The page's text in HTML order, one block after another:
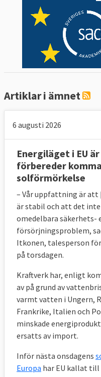
Artiklar i ämnet
6 augusti 2026
Energiläget i EU
förbereder
solförmörkelse
– Vår uppfattning är
är stabil och att det
omedelbara säkerhets-
försörjningsproblem,
Itkonen, talesperson
på torsdagen.
Kraftverk har, enligt
av på grund av
varmt vatten i Ungern,
Frankrike, Italien och
minskade
ersatts av import.
Inför nästa onsdagens
Europa har EU kallat